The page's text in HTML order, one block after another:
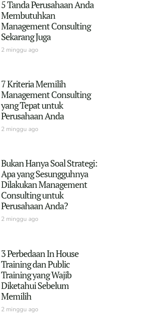
5 Tanda Perusahaan Anda
Membutuhkan
Management Consulting
Sekarang Juga
2 minggu ago
7 Kriteria Memilih
Management Consulting
yang Tepat untuk
Perusahaan Anda
2 minggu ago
Bukan Hanya Soal Strategi:
Apa yang Sesungguhnya
Dilakukan Management
Consulting untuk
Perusahaan Anda?
2 minggu ago
3 Perbedaan In House
Training dan Public
Training yang Wajib
Diketahui Sebelum
Memilih
2 minggu ago